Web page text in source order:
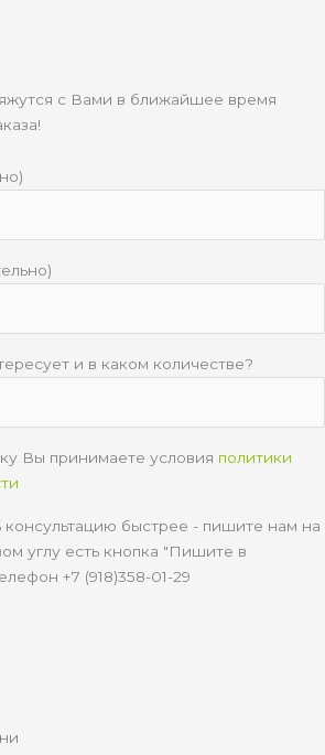
с Вами в ближайшее время
и в каком количестве?
Вы принимаете условия политики
консультацию быстрее - пишите нам на
углу есть кнопка "Пишите в
+7 (918)358-01-29